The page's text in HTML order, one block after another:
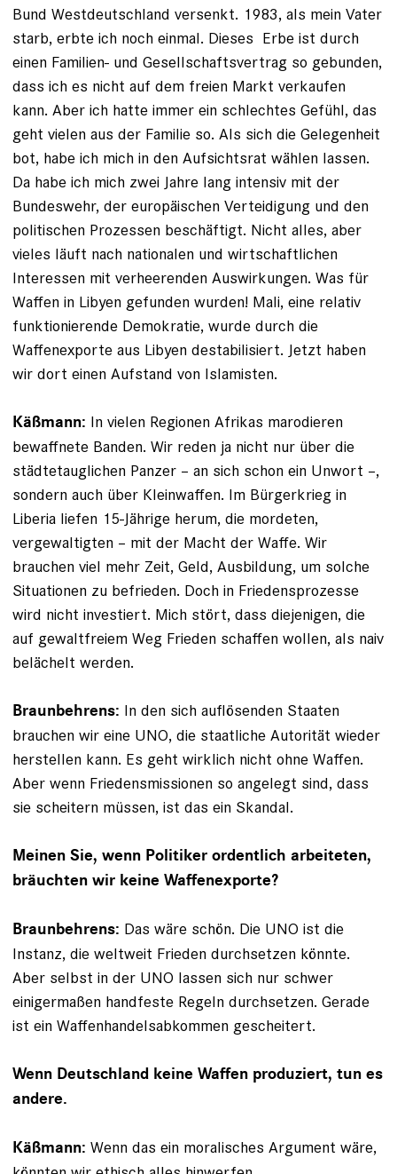
Bund Westdeutschland versenkt. 1983, als mein Vater
starb, erbte ich noch einmal. Dieses Erbe ist durch
einen Familien- und Gesellschaftsvertrag so gebunden,
dass ich es nicht auf dem freien Markt verkaufen
kann. Aber ich hatte immer ein schlechtes Gefühl, das
geht vielen aus der Familie so. Als sich die Gelegenheit
bot, habe ich mich in den Aufsichtsrat wählen lassen.
Da habe ich mich zwei Jahre lang intensiv mit der
Bundeswehr, der europäischen Verteidigung und den
politischen Prozessen beschäftigt. Nicht alles, aber
vieles läuft nach nationalen und wirtschaftlichen
Interessen mit verheerenden Auswirkungen. Was für
Waffen in Libyen gefunden wurden! Mali, eine relativ
funktionierende Demokratie, wurde durch die
Waffenexporte aus Libyen destabilisiert. Jetzt haben
wir dort einen Aufstand von Islamisten.
Käßmann: In vielen Regionen Afrikas marodieren
bewaffnete Banden. Wir reden ja nicht nur über die
städtetauglichen Panzer – an sich schon ein Unwort –,
sondern auch über Kleinwaffen. Im Bürgerkrieg in
Liberia liefen 15-Jährige herum, die mordeten,
vergewaltigten – mit der Macht der Waffe. Wir
brauchen viel mehr Zeit, Geld, Ausbildung, um solche
Situationen zu befrieden. Doch in Friedensprozesse
wird nicht investiert. Mich stört, dass die­jenigen, die
auf gewaltfreiem Weg Frieden schaffen wollen, als naiv
belächelt werden.
Braunbehrens: In den sich auflösenden Staaten
brauchen wir eine UNO, die staatliche Autorität wieder
herstellen kann. Es geht wirklich nicht ohne Waffen.
Aber wenn Friedensmissionen so angelegt sind, dass
sie scheitern müssen, ist das ein Skandal.
Meinen Sie, wenn Politiker ordentlich arbeiteten,
bräuchten wir keine Waffenexporte?
Braunbehrens: Das wäre schön. Die UNO ist die
Instanz, die weltweit Frieden durchsetzen könnte.
Aber selbst in der UNO lassen sich nur schwer
einigermaßen handfeste Regeln durchsetzen. Gerade
ist ein Waffenhandelsabkommen gescheitert.
Wenn Deutschland keine Waffen produziert, tun es
andere.
Käßmann: Wenn das ein moralisches Argument wäre,